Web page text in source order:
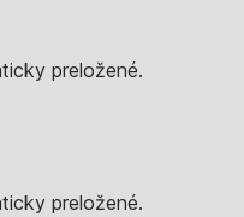
preložené.
preložené.